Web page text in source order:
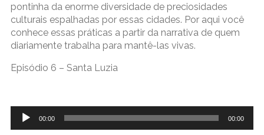
pontinha da enorme diversidade de preciosidades
culturais espalhadas por essas cidades. Por aqui você
conhece essas práticas a partir da narrativa de quem
diariamente trabalha para mantê-las vivas.
Episódio 6 – Santa Luzia
Tocador
áudio
00:00 00:00